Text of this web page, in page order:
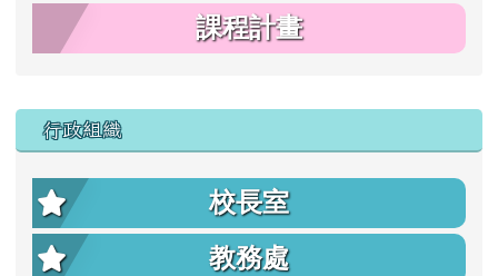
課程計畫
行政組織
校長室
教務處